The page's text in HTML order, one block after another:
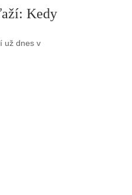
Kedy
už dnes v